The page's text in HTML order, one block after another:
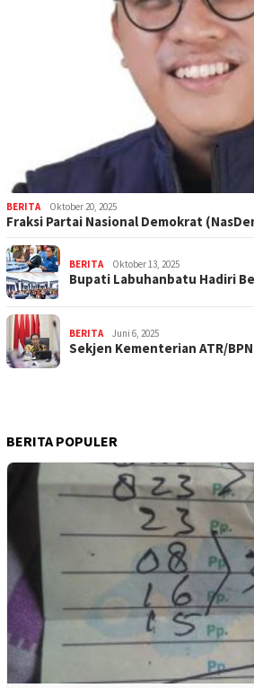
BERITA Oktober 20, 2025
Fraksi Partai Nasional Demokrat
BERITA Oktober 13, 2025
Bupati Labuhanbatu Hadiri
BERITA Juni 6, 2025
Sekjen Kementerian ATR/
BERITA POPULER